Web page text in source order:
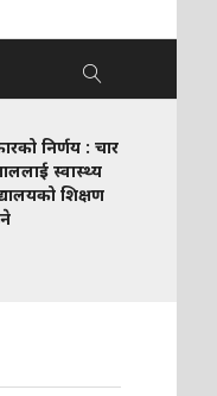
निर्णय : चार
स्वास्थ्य
शिक्षण